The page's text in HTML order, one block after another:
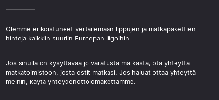
Olemme erikoistuneet vertailemaan lippujen ja matkapakettien
hintoja kaikkiin suuriin Euroopan liigoihin.
Jos sinulla on kysyttävää jo varatusta matkasta, ota yhteyttä
matkatoimistoon, josta ostit matkasi. Jos haluat ottaa yhteyttä
meihin, käytä yhteydenottolomakettamme.